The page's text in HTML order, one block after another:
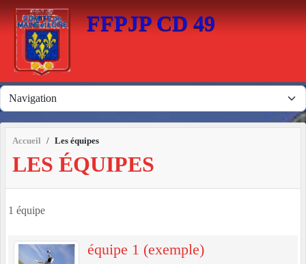
FFPJP CD 49
Accueil Les équipes
LES ÉQUIPES
1 équipe
équipe 1 (exemple)
Panneau de gestion des cookies